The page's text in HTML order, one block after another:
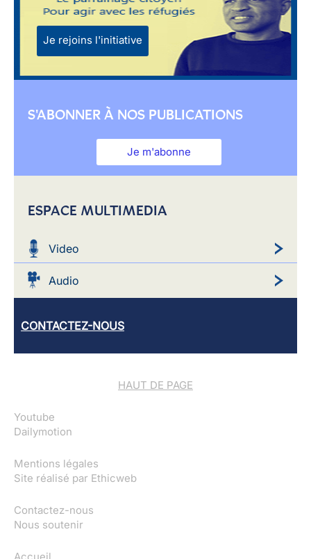
Je rejoins l'initiative
S'ABONNER À NOS PUBLICATIONS
Je m'abonne
ESPACE MULTIMEDIA
Video
Audio
CONTACTEZ-NOUS
HAUT DE PAGE
Youtube
Dailymotion
Mentions légales
Site réalisé par Ethicweb
Contactez-nous
Nous soutenir
Accueil